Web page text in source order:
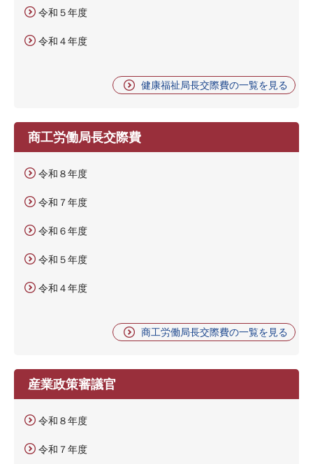
令和５年度
令和４年度
健康福祉局長交際費の一覧を見る
商工労働局長交際費
令和８年度
令和７年度
令和６年度
令和５年度
令和４年度
商工労働局長交際費の一覧を見る
産業政策審議官
令和８年度
令和７年度